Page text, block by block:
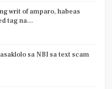
writ of amparo, habeas
tag na…
sa NBI sa text scam